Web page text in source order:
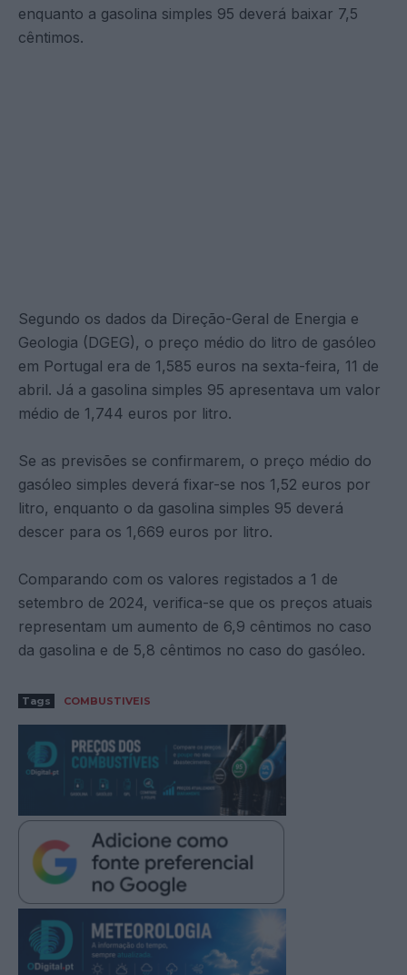
enquanto a gasolina simples 95 deverá baixar 7,5
cêntimos.
Segundo os dados da Direção-Geral de Energia e
Geologia (DGEG), o preço médio do litro de gasóleo
em Portugal era de 1,585 euros na sexta-feira, 11 de
abril. Já a gasolina simples 95 apresentava um valor
médio de 1,744 euros por litro.
Se as previsões se confirmarem, o preço médio do
gasóleo simples deverá fixar-se nos 1,52 euros por
litro, enquanto o da gasolina simples 95 deverá
descer para os 1,669 euros por litro.
Comparando com os valores registados a 1 de
setembro de 2024, verifica-se que os preços atuais
representam um aumento de 6,9 cêntimos no caso
da gasolina e de 5,8 cêntimos no caso do gasóleo.
Tags COMBUSTIVEIS